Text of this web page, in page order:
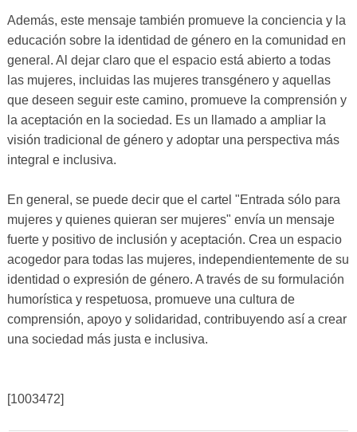
Además, este mensaje también promueve la conciencia y la
educación sobre la identidad de género en la comunidad en
general. Al dejar claro que el espacio está abierto a todas
las mujeres, incluidas las mujeres transgénero y aquellas
que deseen seguir este camino, promueve la comprensión y
la aceptación en la sociedad. Es un llamado a ampliar la
visión tradicional de género y adoptar una perspectiva más
integral e inclusiva.
En general, se puede decir que el cartel "Entrada sólo para
mujeres y quienes quieran ser mujeres" envía un mensaje
fuerte y positivo de inclusión y aceptación. Crea un espacio
acogedor para todas las mujeres, independientemente de su
identidad o expresión de género. A través de su formulación
humorística y respetuosa, promueve una cultura de
comprensión, apoyo y solidaridad, contribuyendo así a crear
una sociedad más justa e inclusiva.
[1003472]